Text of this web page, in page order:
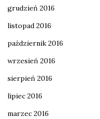
grudzień 2016
listopad 2016
październik 2016
wrzesień 2016
sierpień 2016
lipiec 2016
marzec 2016